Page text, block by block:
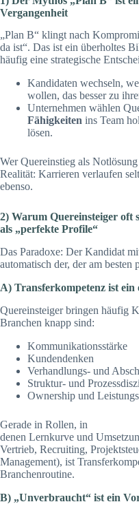
Vergangenheit
„Plan B“ klingt nach
da ist“. Das ist ein überholtes
häufig eine strategische
Kandidaten wechseln,
wollen, das besser zu
Unternehmen wählen
Fähigkeiten ins Team
lösen.
Wer Quereinstieg als
Realität: Karrieren verlaufen
ebenso.
2) Warum Quereinsteiger oft
als „perfekte Profile“
Das Paradoxe: Der Kandidat
automatisch der, der am besten
A) Transferkompetenz ist
Quereinsteiger bringen häufig
Branchen knapp sind:
Kommunikationsstärke
Kundendenken
Verhandlungs- und
Struktur- und
Ownership und
Gerade in Rollen, in
denen Lernkurve und
Vertrieb, Recruiting,
Management), ist
Branchenroutine.
B) „Unverbraucht“ ist ein